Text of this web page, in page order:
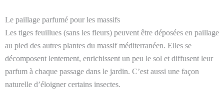
Le paillage parfumé pour les massifs
Les tiges feuillues (sans les fleurs) peuvent être déposées en paillage
au pied des autres plantes du massif méditerranéen. Elles se
décomposent lentement, enrichissent un peu le sol et diffusent leur
parfum à chaque passage dans le jardin. C’est aussi une façon
naturelle d’éloigner certains insectes.